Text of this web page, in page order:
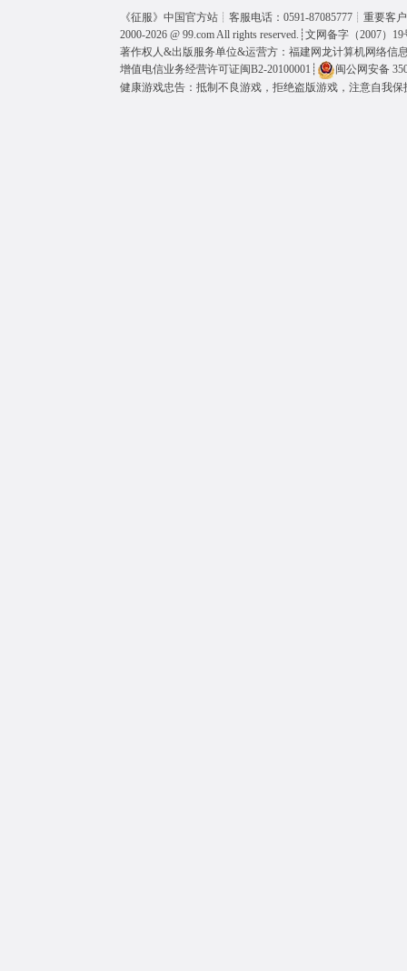
《征服》中国官方站┊客服电话：0591-87085777┊重要客
2000-2026 @ 99.comAll rights reserved.┊ 文网备字（2007）19
著作权人&出版服务单位&运营方：福建网龙计算机网络信
增值电信业务经营许可证闽B2-20100001 ┊
闽公网安备
健康游戏忠告：抵制不良游戏，拒绝盗版游戏，注意自我